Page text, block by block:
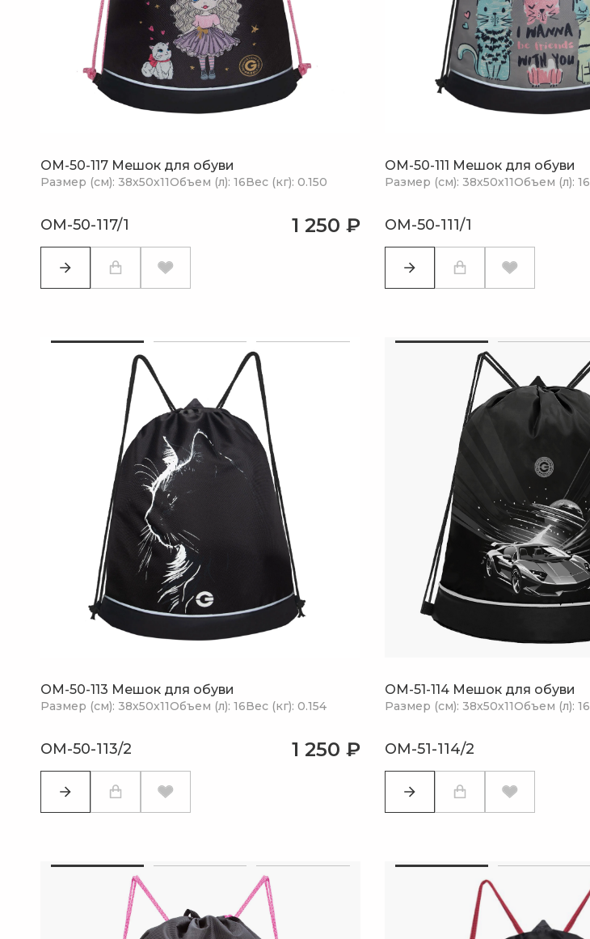
OM-50-117 Мешок для обуви
Размер (см): 38х50х11Объем (л): 16Вес (кг): 0.150
OM-50-117/1 1 250 ₽
OM-50-111 Мешок для обуви
Размер (см): 38х50х11Объем (л): 16
OM-50-111/1
OM-50-113 Мешок для обуви
Размер (см): 38х50х11Объем (л): 16Вес (кг): 0.154
OM-50-113/2 1 250 ₽
OM-51-114 Мешок для обуви
Размер (см): 38х50х11Объем (л): 16
OM-51-114/2